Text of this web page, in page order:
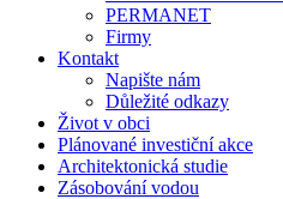
PERMANET
Firmy
Kontakt
Napište nám
Důležité odkazy
Život v obci
Plánované investiční akce
Architektonická studie
Zásobování vodou